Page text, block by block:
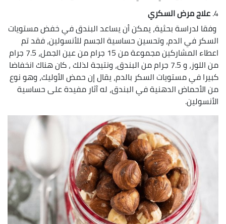
علاج مرض السكري
وفقا لدراسة بحثية، يمكن أن يساعد البندق في خفض مستويات
السكر في الدم، وتحسين حساسية الجسم للأنسولين، فقد تم
اعطاء المشاركين مجموعة من 15 جرام من عين الجمل، 7.5 جرام
من اللوز، و 7.5 جرام من البندق، ونتيجة لذلك ، كان هناك انخفاضا
كبيرا في مستويات السكر بالدم، يقال إن حمض الأوليك، وهو نوع
من الأحماض الدهنية في البندق، له آثار مفيدة على حساسية
الأنسولين.